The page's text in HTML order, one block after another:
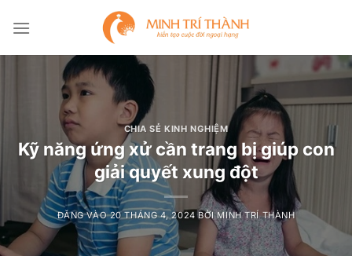
qua
CHIA SẺ KINH NGHIỆM
Kỹ năng ứng xử cần trang bị giúp con
giải quyết xung đột
ĐĂNG VÀO20 THÁNG 4, 2024 BỞIMINH TRÍ THÀNH